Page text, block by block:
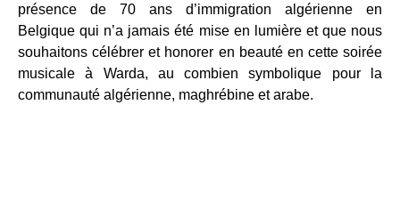
présence de 70 ans d’immigration algérienne en
Belgique qui n’a jamais été mise en lumière et que nous
souhaitons célébrer et honorer en beauté en cette soirée
musicale à Warda, au combien symbolique pour la
communauté algérienne, maghrébine et arabe.